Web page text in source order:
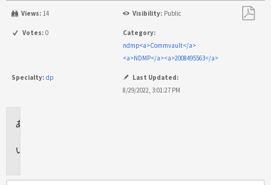
Views: 14 Visibility: Public
Votes: 0
Category:
ndmp<a>Commvault</a>
<a>NDMP</a><a>2008495563</a>
Specialty: dp
Last Updated:
8/29/2022, 3:01:27 PM